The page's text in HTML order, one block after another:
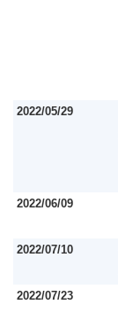
2022/05/29
2022/06/09
2022/07/10
2022/07/23